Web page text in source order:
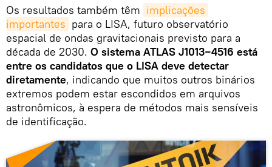
Os resultados também têm implicações
importantes para o LISA, futuro observatório
espacial de ondas gravitacionais previsto para a
década de 2030. O sistema ATLAS J1013−4516 está
entre os candidatos que o LISA deve detectar
diretamente, indicando que muitos outros binários
extremos podem estar escondidos em arquivos
astronômicos, à espera de métodos mais sensíveis
de identificação.